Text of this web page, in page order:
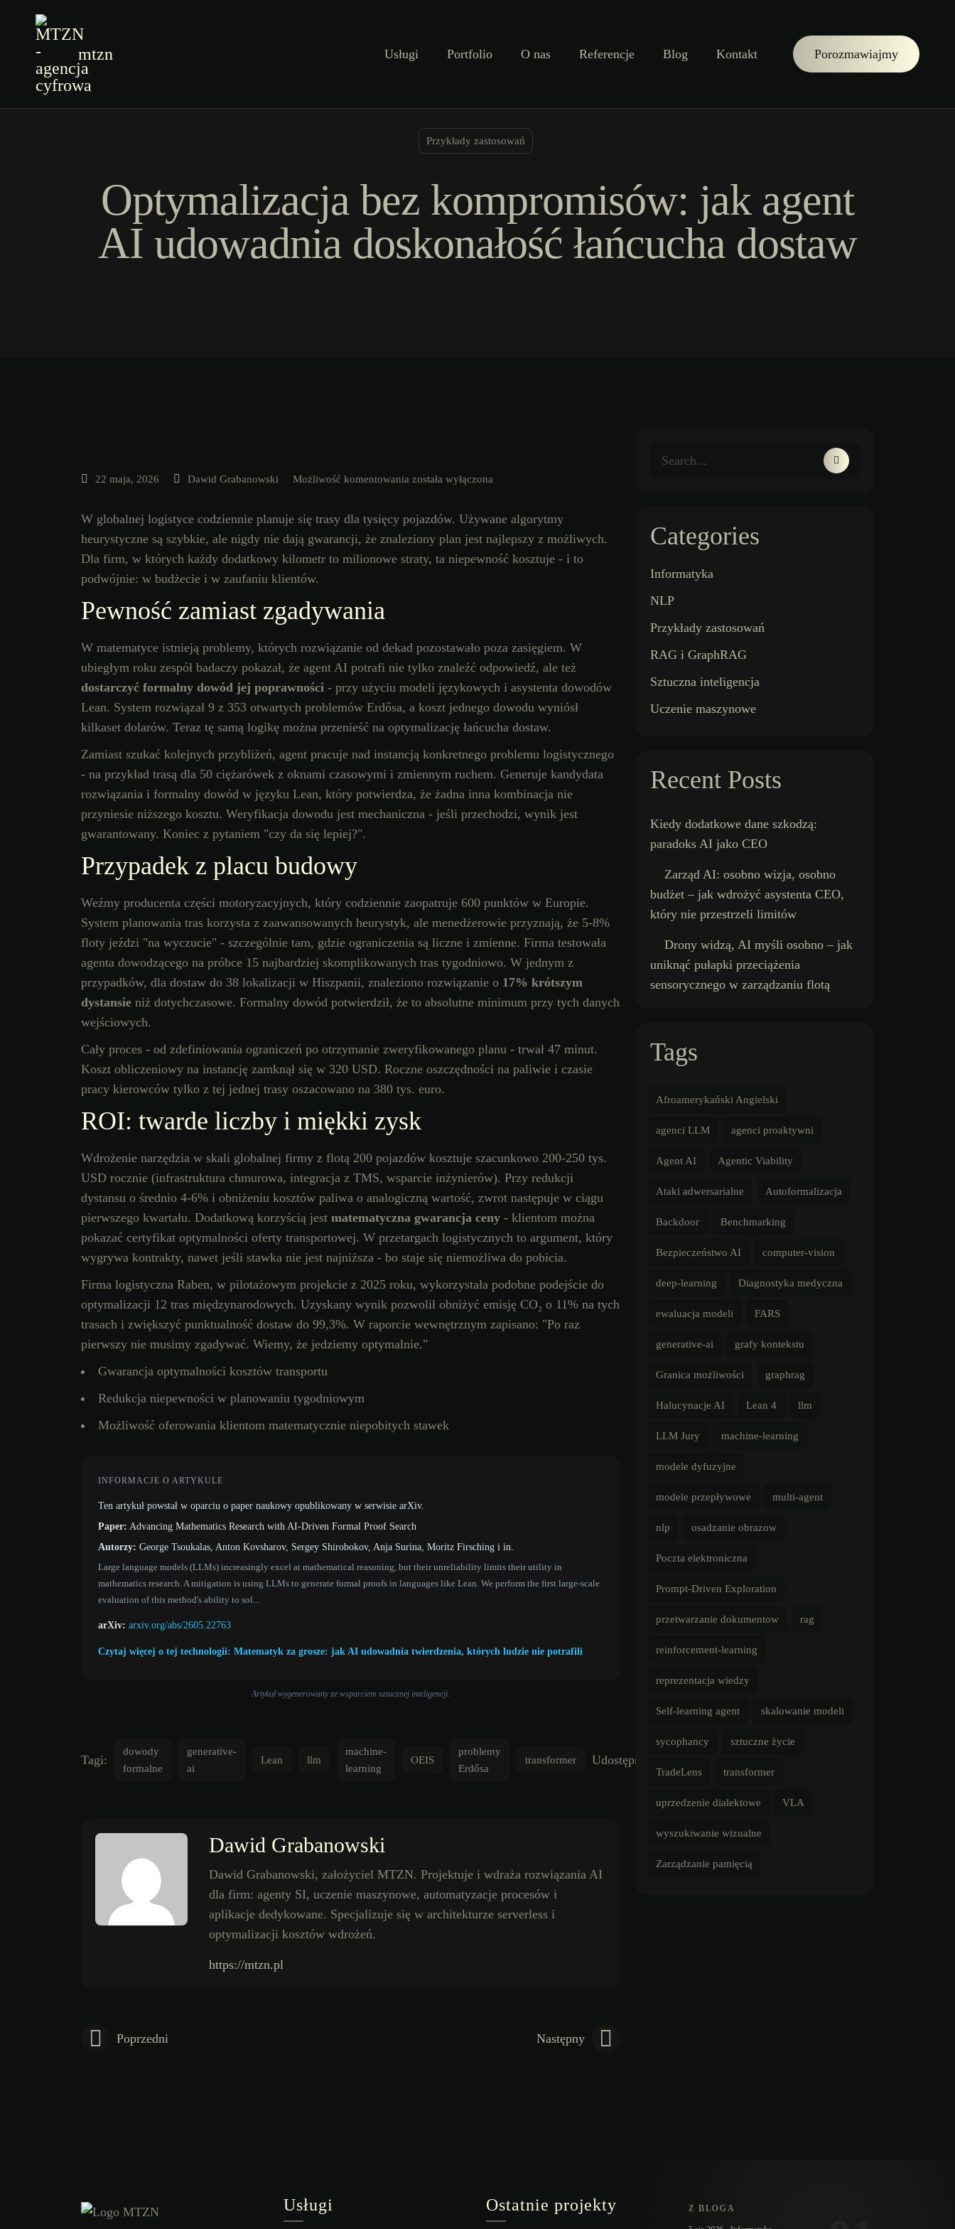
mtzn Usługi Portfolio O nas Referencje Blog Kontakt Porozmawiajmy
Przykłady zastosowań
Optymalizacja bez kompromisów: jak agent
AI udowadnia doskonałość łańcucha dostaw
22 maja, 2026 Dawid Grabanowski Możliwość komentowania została wyłączona
W globalnej logistyce codziennie planuje się trasy dla tysięcy pojazdów. Używane algorytmy
heurystyczne są szybkie, ale nigdy nie dają gwarancji, że znaleziony plan jest najlepszy z możliwych.
Dla firm, w których każdy dodatkowy kilometr to milionowe straty, ta niepewność kosztuje - i to
podwójnie: w budżecie i w zaufaniu klientów.
Pewność zamiast zgadywania
W matematyce istnieją problemy, których rozwiązanie od dekad pozostawało poza zasięgiem. W
ubiegłym roku zespół badaczy pokazał, że agent AI potrafi nie tylko znaleźć odpowiedź, ale też
dostarczyć formalny dowód jej poprawności - przy użyciu modeli językowych i asystenta dowodów
Lean. System rozwiązał 9 z 353 otwartych problemów Erdősa, a koszt jednego dowodu wyniósł
kilkaset dolarów. Teraz tę samą logikę można przenieść na optymalizację łańcucha dostaw.
Zamiast szukać kolejnych przybliżeń, agent pracuje nad instancją konkretnego problemu logistycznego
- na przykład trasą dla 50 ciężarówek z oknami czasowymi i zmiennym ruchem. Generuje kandydata
rozwiązania i formalny dowód w języku Lean, który potwierdza, że żadna inna kombinacja nie
przyniesie niższego kosztu. Weryfikacja dowodu jest mechaniczna - jeśli przechodzi, wynik jest
gwarantowany. Koniec z pytaniem "czy da się lepiej?".
Przypadek z placu budowy
Weźmy producenta części motoryzacyjnych, który codziennie zaopatruje 600 punktów w Europie.
System planowania tras korzysta z zaawansowanych heurystyk, ale menedżerowie przyznają, że 5-8%
floty jeździ "na wyczucie" - szczególnie tam, gdzie ograniczenia są liczne i zmienne. Firma testowała
agenta dowodzącego na próbce 15 najbardziej skomplikowanych tras tygodniowo. W jednym z
przypadków, dla dostaw do 38 lokalizacji w Hiszpanii, znaleziono rozwiązanie o 17% krótszym
dystansie niż dotychczasowe. Formalny dowód potwierdził, że to absolutne minimum przy tych danych
wejściowych.
Cały proces - od zdefiniowania ograniczeń po otrzymanie zweryfikowanego planu - trwał 47 minut.
Koszt obliczeniowy na instancję zamknął się w 320 USD. Roczne oszczędności na paliwie i czasie
pracy kierowców tylko z tej jednej trasy oszacowano na 380 tys. euro.
ROI: twarde liczby i miękki zysk
Wdrożenie narzędzia w skali globalnej firmy z flotą 200 pojazdów kosztuje szacunkowo 200-250 tys.
USD rocznie (infrastruktura chmurowa, integracja z TMS, wsparcie inżynierów). Przy redukcji
dystansu o średnio 4-6% i obniżeniu kosztów paliwa o analogiczną wartość, zwrot następuje w ciągu
pierwszego kwartału. Dodatkową korzyścią jest matematyczna gwarancja ceny - klientom można
pokazać certyfikat optymalności oferty transportowej. W przetargach logistycznych to argument, który
wygrywa kontrakty, nawet jeśli stawka nie jest najniższa - bo staje się niemożliwa do pobicia.
Firma logistyczna Raben, w pilotażowym projekcie z 2025 roku, wykorzystała podobne podejście do
optymalizacji 12 tras międzynarodowych. Uzyskany wynik pozwolił obniżyć emisję CO₂ o 11% na tych
trasach i zwiększyć punktualność dostaw do 99,3%. W raporcie wewnętrznym zapisano: "Po raz
pierwszy nie musimy zgadywać. Wiemy, że jedziemy optymalnie."
Gwarancja optymalności kosztów transportu
Redukcja niepewności w planowaniu tygodniowym
Możliwość oferowania klientom matematycznie niepobitych stawek
INFORMACJE O ARTYKULE
Ten artykuł powstał w oparciu o paper naukowy opublikowany w serwisie arXiv.
Paper: Advancing Mathematics Research with AI-Driven Formal Proof Search
Autorzy: George Tsoukalas, Anton Kovsharov, Sergey Shirobokov, Anja Surina, Moritz Firsching i in.
Large language models (LLMs) increasingly excel at mathematical reasoning, but their unreliability limits their utility in
mathematics research. A mitigation is using LLMs to generate formal proofs in languages like Lean. We perform the first large-scale
evaluation of this method's ability to sol...
arXiv: arxiv.org/abs/2605.22763
Czytaj więcej o tej technologii: Matematyk za grosze: jak AI udowadnia twierdzenia, których ludzie nie potrafili
Artykuł wygenerowany ze wsparciem sztucznej inteligencji.
Tagi:
dowody
formalne
generative-
ai
Lean llm
machine-
learning
OEIS
problemy
Erdősa
transformer Udostępnij:
Dawid Grabanowski
Dawid Grabanowski, założyciel MTZN. Projektuje i wdraża rozwiązania AI
dla firm: agenty SI, uczenie maszynowe, automatyzacje procesów i
aplikacje dedykowane. Specjalizuje się w architekturze serverless i
optymalizacji kosztów wdrożeń.
https://mtzn.pl
Poprzedni Następny
Categories
Informatyka
NLP
Przykłady zastosowań
RAG i GraphRAG
Sztuczna inteligencja
Uczenie maszynowe
Recent Posts
Kiedy dodatkowe dane szkodzą:
paradoks AI jako CEO
Zarząd AI: osobno wizja, osobno
budżet – jak wdrożyć asystenta CEO,
który nie przestrzeli limitów
Drony widzą, AI myśli osobno – jak
uniknąć pułapki przeciążenia
sensorycznego w zarządzaniu flotą
Tags
Afroamerykański Angielski
agenci LLM agenci proaktywni
Agent AI Agentic Viability
Ataki adwersarialne Autoformalizacja
Backdoor Benchmarking
Bezpieczeństwo AI computer-vision
deep-learning Diagnostyka medyczna
ewaluacja modeli FARS
generative-ai grafy kontekstu
Granica możliwości graphrag
Halucynacje AI Lean 4 llm
LLM Jury machine-learning
modele dyfuzyjne
modele przepływowe multi-agent
nlp osadzanie obrazow
Poczta elektroniczna
Prompt-Driven Exploration
przetwarzanie dokumentow rag
reinforcement-learning
reprezentacja wiedzy
Self-learning agent skalowanie modeli
sycophancy sztuczne życie
TradeLens transformer
uprzedzenie dialektowe VLA
wyszukiwanie wizualne
Zarządzanie pamięcią
Usługi Ostatnie projekty Z BLOGA